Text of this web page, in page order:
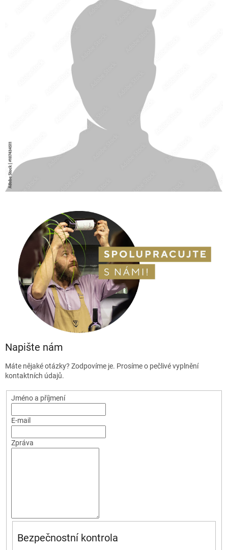
Napište nám
Máte nějaké otázky? Zodpovíme je. Prosíme o pečlivé vyplnění
kontaktních údajů.
Jméno a příjmení
E-mail
Zpráva
Bezpečnostní kontrola